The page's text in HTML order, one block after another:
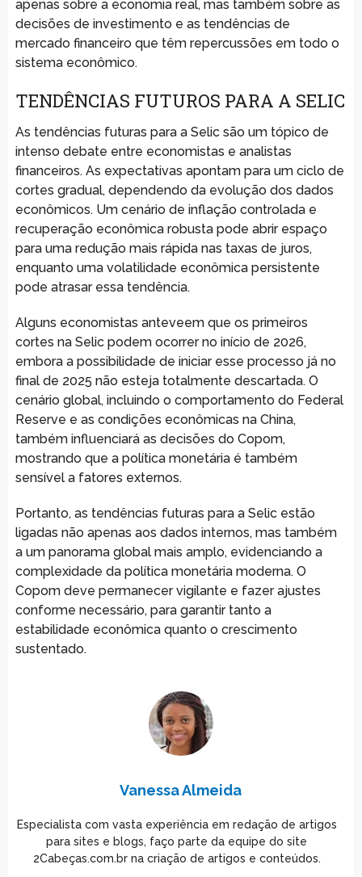
apenas sobre a economia real, mas também sobre as
decisões de investimento e as tendências de
mercado financeiro que têm repercussões em todo o
sistema econômico.
TENDÊNCIAS FUTUROS PARA A SELIC
As tendências futuras para a Selic são um tópico de
intenso debate entre economistas e analistas
financeiros. As expectativas apontam para um ciclo de
cortes gradual, dependendo da evolução dos dados
econômicos. Um cenário de inflação controlada e
recuperação econômica robusta pode abrir espaço
para uma redução mais rápida nas taxas de juros,
enquanto uma volatilidade econômica persistente
pode atrasar essa tendência.
Alguns economistas anteveem que os primeiros
cortes na Selic podem ocorrer no início de 2026,
embora a possibilidade de iniciar esse processo já no
final de 2025 não esteja totalmente descartada. O
cenário global, incluindo o comportamento do Federal
Reserve e as condições econômicas na China,
também influenciará as decisões do Copom,
mostrando que a política monetária é também
sensível a fatores externos.
Portanto, as tendências futuras para a Selic estão
ligadas não apenas aos dados internos, mas também
a um panorama global mais amplo, evidenciando a
complexidade da política monetária moderna. O
Copom deve permanecer vigilante e fazer ajustes
conforme necessário, para garantir tanto a
estabilidade econômica quanto o crescimento
sustentado.
Vanessa Almeida
Especialista com vasta experiência em redação de artigos
para sites e blogs, faço parte da equipe do site
2Cabeças.com.br na criação de artigos e conteúdos.